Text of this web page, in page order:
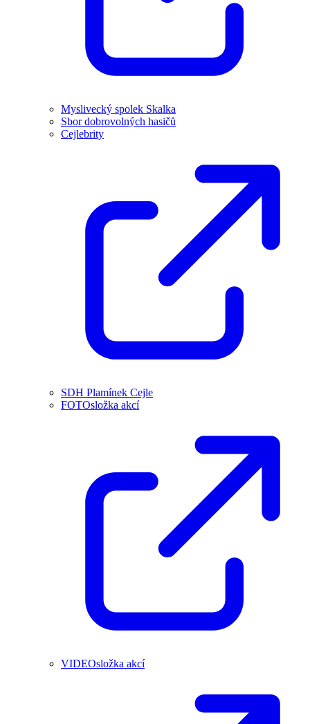
Myslivecký spolek Skalka
Sbor dobrovolných hasičů
Cejlebrity
SDH Plamínek Cejle
FOTOsložka akcí
VIDEOsložka akcí